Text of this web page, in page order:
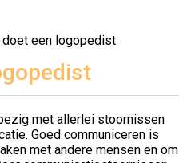
doet een logopedist
met allerlei stoornissen
Goed communiceren is
met andere mensen en om